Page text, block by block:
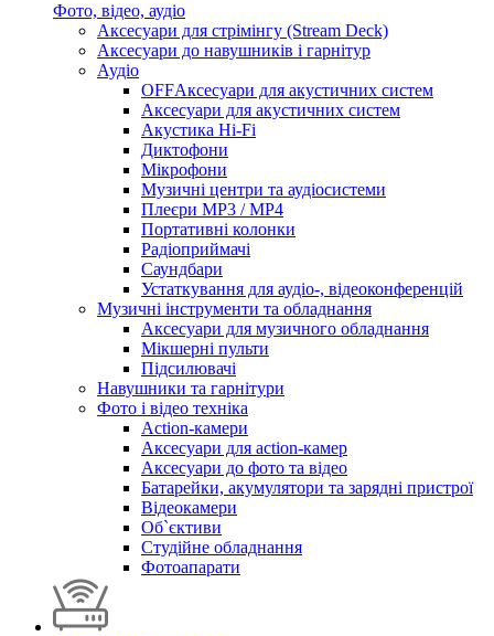
Фото, відео, аудіо
Аксесуари для стрімінгу (Stream Deck)
Аксесуари до навушників і гарнітур
Аудіо
OFFАксесуари для акустичних систем
Аксесуари для акустичних систем
Акустика Hi-Fi
Диктофони
Мікрофони
Музичні центри та аудіосистеми
Плеєри MP3 / MP4
Портативні колонки
Радіоприймачі
Саундбари
Устаткування для аудіо-, відеоконференцій
Музичні інструменти та обладнання
Аксесуари для музичного обладнання
Мікшерні пульти
Підсилювачі
Навушники та гарнітури
Фото і відео техніка
Action-камери
Аксесуари для action-камер
Аксесуари до фото та відео
Батарейки, акумулятори та зарядні пристрої
Відеокамери
Об`єктиви
Студійне обладнання
Фотоапарати